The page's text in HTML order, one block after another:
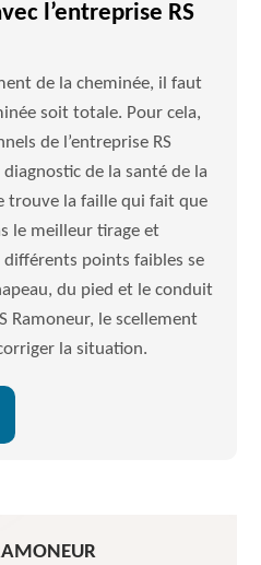
l’entreprise RS
de la cheminée, il faut
soit totale. Pour cela,
de l’entreprise RS
de la santé de la
trouve la faille qui fait que
le meilleur tirage et
points faibles se
du pied et le conduit
Ramoneur, le scellement
la situation.